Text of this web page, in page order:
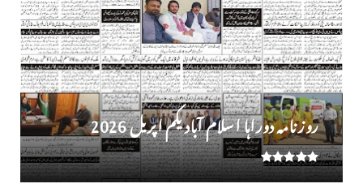
روز نامہ دوراہا اسلام آباد یکم اپریل 2026